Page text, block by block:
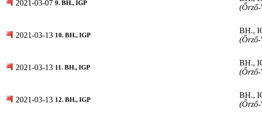
2021-03-07 9. BH., IGP
(Őrző-
2021-03-13 10. BH., IGP
BH.,
(Őrző-
2021-03-13 11. BH., IGP
BH.,
(Őrző-
2021-03-13 12. BH., IGP
BH.,
(Őrző-